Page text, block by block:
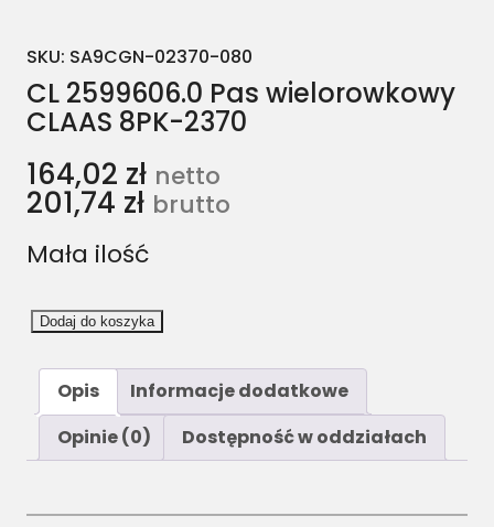
SKU: SA9CGN-02370-080
CL 2599606.0 Pas wielorowkowy
CLAAS 8PK-2370
164,02 zł netto
201,74 zł brutto
Mała ilość
C
Dodaj do koszyka
Opis
Informacje dodatkowe
Opinie (0)
Dostępność w oddziałach